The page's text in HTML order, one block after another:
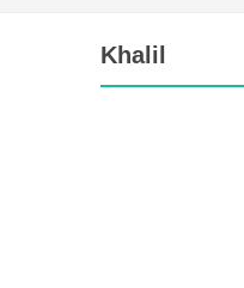
Khalil